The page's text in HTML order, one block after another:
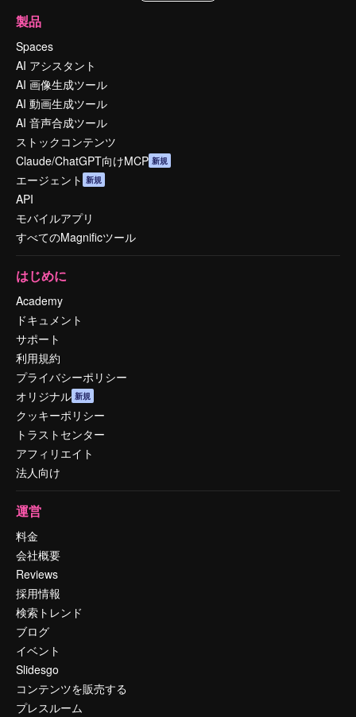
製品
Spaces
AI アシスタント
AI 画像生成ツール
AI 動画生成ツール
AI 音声合成ツール
ストックコンテンツ
Claude/ChatGPT向けMCP 新規
エージェント 新規
API
モバイルアプリ
すべてのMagnificツール
はじめに
Academy
ドキュメント
サポート
利用規約
プライバシーポリシー
オリジナル 新規
クッキーポリシー
トラストセンター
アフィリエイト
法人向け
運営
料金
会社概要
Reviews
採用情報
検索トレンド
ブログ
イベント
Slidesgo
コンテンツを販売する
プレスルーム